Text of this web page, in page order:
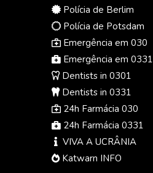
Polícia de Berlim
Polícia de Potsdam
Emergência em 030
Emergência em 0331
Dentists in 0301
Dentists in 0331
24h Farmácia 030
24h Farmácia 0331
VIVA A UCRÂNIA
Katwarn INFO